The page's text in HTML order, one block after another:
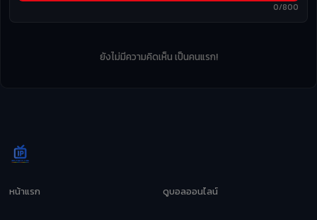
0/800
ยังไม่มีความคิดเห็น เป็นคนแรก!
หน้าแรก ดูบอลออนไลน์